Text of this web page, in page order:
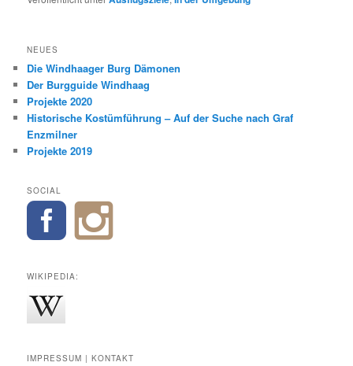
NEUES
Die Windhaager Burg Dämonen
Der Burgguide Windhaag
Projekte 2020
Historische Kostümführung – Auf der Suche nach Graf
Enzmilner
Projekte 2019
SOCIAL
WIKIPEDIA:
IMPRESSUM | KONTAKT